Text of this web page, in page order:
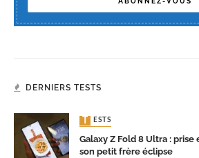
DERNIERS TESTS
TESTS
Galaxy Z Fold 8 Ultra :
son petit frère éclipse